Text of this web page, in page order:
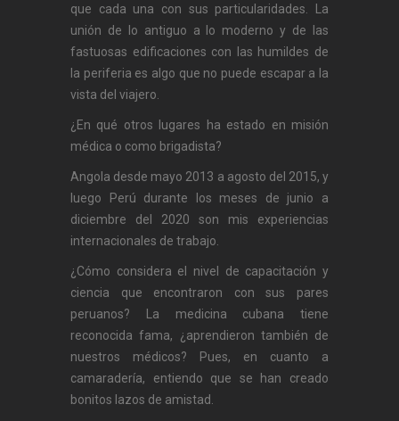
que cada una con sus particularidades. La
unión de lo antiguo a lo moderno y de las
fastuosas edificaciones con las humildes de
la periferia es algo que no puede escapar a la
vista del viajero.
¿En qué otros lugares ha estado en misión
médica o como brigadista?
Angola desde mayo 2013 a agosto del 2015, y
luego Perú durante los meses de junio a
diciembre del 2020 son mis experiencias
internacionales de trabajo.
¿Cómo considera el nivel de capacitación y
ciencia que encontraron con sus pares
peruanos? La medicina cubana tiene
reconocida fama, ¿aprendieron también de
nuestros médicos? Pues, en cuanto a
camaradería, entiendo que se han creado
bonitos lazos de amistad.